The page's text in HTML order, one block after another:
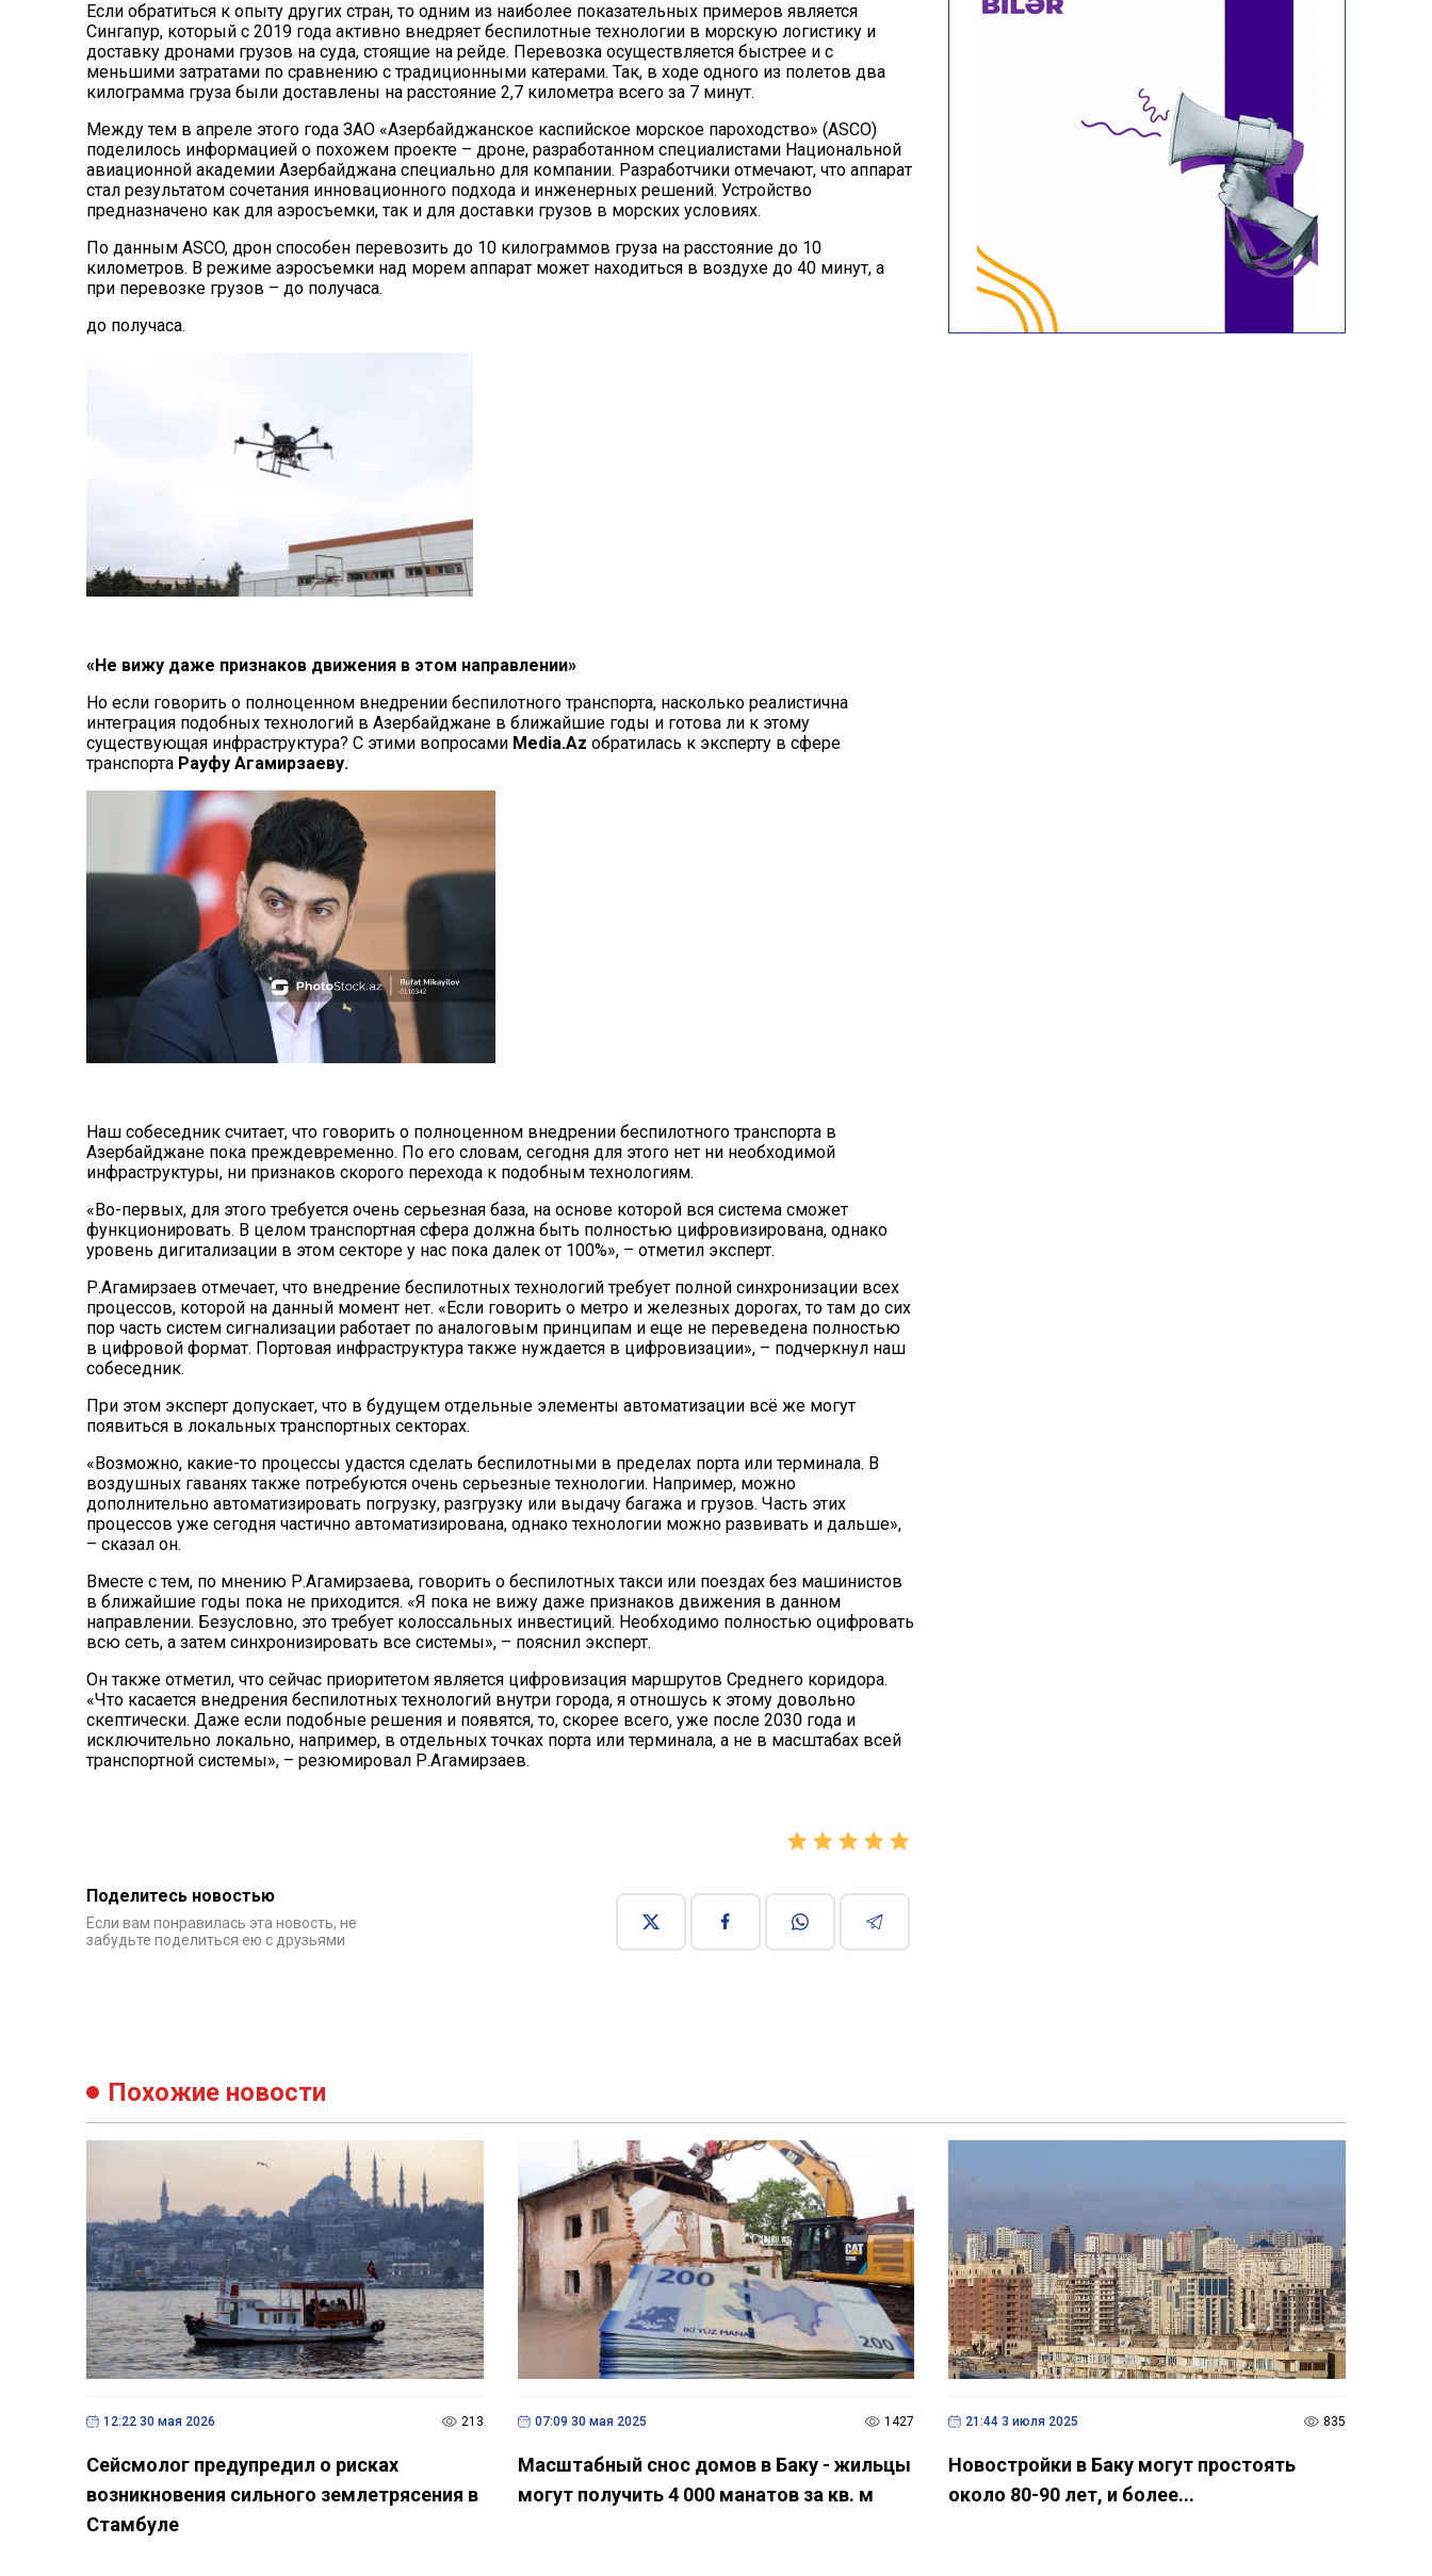
Если обратиться к опыту других стран, то одним из наиболее показательных примеров является
Сингапур, который с 2019 года активно внедряет беспилотные технологии в морскую логистику и
доставку дронами грузов на суда, стоящие на рейде. Перевозка осуществляется быстрее и с
меньшими затратами по сравнению с традиционными катерами. Так, в ходе одного из полетов два
килограмма груза были доставлены на расстояние 2,7 километра всего за 7 минут.
Между тем в апреле этого года ЗАО «Азербайджанское каспийское морское пароходство» (ASCO)
поделилось информацией о похожем проекте – дроне, разработанном специалистами Национальной
авиационной академии Азербайджана специально для компании. Разработчики отмечают, что аппарат
стал результатом сочетания инновационного подхода и инженерных решений. Устройство
предназначено как для аэросъемки, так и для доставки грузов в морских условиях.
По данным ASCO, дрон способен перевозить до 10 килограммов груза на расстояние до 10
километров. В режиме аэросъемки над морем аппарат может находиться в воздухе до 40 минут, а
при перевозке грузов – до получаса.
до получаса.
«Не вижу даже признаков движения в этом направлении»
Но если говорить о полноценном внедрении беспилотного транспорта, насколько реалистична
интеграция подобных технологий в Азербайджане в ближайшие годы и готова ли к этому
существующая инфраструктура? С этими вопросами Media.Az обратилась к эксперту в сфере
транспорта Рауфу Агамирзаеву.
Наш собеседник считает, что говорить о полноценном внедрении беспилотного транспорта в
Азербайджане пока преждевременно. По его словам, сегодня для этого нет ни необходимой
инфраструктуры, ни признаков скорого перехода к подобным технологиям.
«Во-первых, для этого требуется очень серьезная база, на основе которой вся система сможет
функционировать. В целом транспортная сфера должна быть полностью цифровизирована, однако
уровень дигитализации в этом секторе у нас пока далек от 100%», – отметил эксперт.
Р.Агамирзаев отмечает, что внедрение беспилотных технологий требует полной синхронизации всех
процессов, которой на данный момент нет. «Если говорить о метро и железных дорогах, то там до сих
пор часть систем сигнализации работает по аналоговым принципам и еще не переведена полностью
в цифровой формат. Портовая инфраструктура также нуждается в цифровизации», – подчеркнул наш
собеседник.
При этом эксперт допускает, что в будущем отдельные элементы автоматизации всё же могут
появиться в локальных транспортных секторах.
«Возможно, какие-то процессы удастся сделать беспилотными в пределах порта или терминала. В
воздушных гаванях также потребуются очень серьезные технологии. Например, можно
дополнительно автоматизировать погрузку, разгрузку или выдачу багажа и грузов. Часть этих
процессов уже сегодня частично автоматизирована, однако технологии можно развивать и дальше»,
– сказал он.
Вместе с тем, по мнению Р.Агамирзаева, говорить о беспилотных такси или поездах без машинистов
в ближайшие годы пока не приходится. «Я пока не вижу даже признаков движения в данном
направлении. Безусловно, это требует колоссальных инвестиций. Необходимо полностью оцифровать
всю сеть, а затем синхронизировать все системы», – пояснил эксперт.
Он также отметил, что сейчас приоритетом является цифровизация маршрутов Среднего коридора.
«Что касается внедрения беспилотных технологий внутри города, я отношусь к этому довольно
скептически. Даже если подобные решения и появятся, то, скорее всего, уже после 2030 года и
исключительно локально, например, в отдельных точках порта или терминала, а не в масштабах всей
транспортной системы», – резюмировал Р.Агамирзаев.
Поделитесь новостью
Если вам понравилась эта новость, не
забудьте поделиться ею с друзьями
Похожие новости
12:22 30 мая 2026 213
Сейсмолог предупредил о рисках
возникновения сильного землетрясения в
Стамбуле
07:09 30 мая 2025 1427
Масштабный снос домов в Баку - жильцы
могут получить 4 000 манатов за кв. м
21:44 3 июля 2025 835
Новостройки в Баку могут простоять
около 80-90 лет, и более...